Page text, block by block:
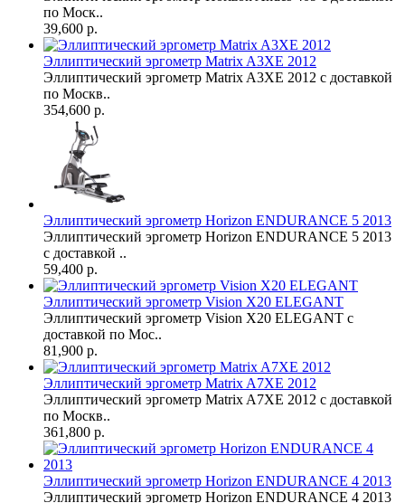
по Моск..
39,600 р.
Эллиптический эргометр Matrix A3XE 2012
Эллиптический эргометр Matrix A3XE 2012 с доставкой
по Москв..
354,600 р.
Эллиптический эргометр Horizon ENDURANCE 5 2013
Эллиптический эргометр Horizon ENDURANCE 5 2013
с доставкой ..
59,400 р.
Эллиптический эргометр Vision X20 ELEGANT
Эллиптический эргометр Vision X20 ELEGANT с
доставкой по Мос..
81,900 р.
Эллиптический эргометр Matrix A7XE 2012
Эллиптический эргометр Matrix A7XE 2012 с доставкой
по Москв..
361,800 р.
Эллиптический эргометр Horizon ENDURANCE 4 2013
Эллиптический эргометр Horizon ENDURANCE 4 2013